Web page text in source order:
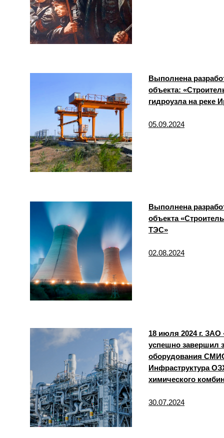
18 июля 2024 г.
успешно завершил
оборудования
Инфраструктура
химического
30.07.2024
Выполнена
объекта
ТЭС»
02.08.2024
Выполнена
объекта:
гидроузла на реке
05.09.2024